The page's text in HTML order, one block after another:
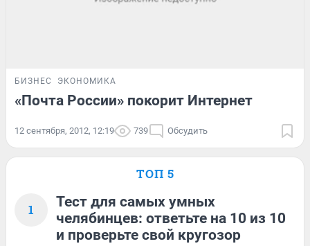
БИЗНЕС ЭКОНОМИКА
«Почта России» покорит Интернет
12 сентября, 2012, 12:19 739 Обсудить
ТОП 5
1
Тест для самых умных
челябинцев: ответьте на 10 из 10
и проверьте свой кругозор